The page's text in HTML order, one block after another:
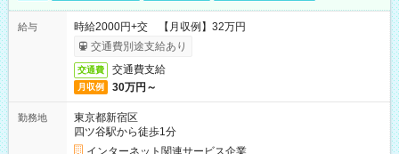
給与
時給2000円+交 【月収例】32万円
交通費別途支給あり
交通費 交通費支給
月収例 30万円～
勤務地
東京都新宿区
四ツ谷駅から徒歩1分
インターネット関連サービス企業